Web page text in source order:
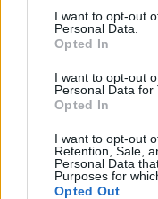
consent section.
I want to opt-out
Personal Data.
Opted In
I want to opt-out
Personal Data for
Opted In
I want to opt-out
Retention, Sale,
Personal Data
Purposes for
Opted Out
Felkészülési szezon 4.
Nya Ullevi, Göteborg
2026-08-08 17:00
1 nap 3 óra 9 perc 34
Leeds Unitedvs
AC MilanvsManchester